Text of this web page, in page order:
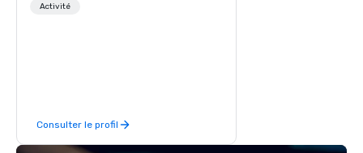
your group to come get away from
retreat with us is easy and our pricing
is affordable. We are the perfect
Activité
Consulter le profil